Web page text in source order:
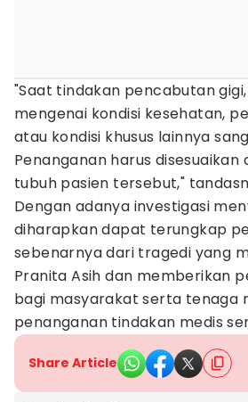
"Saat tindakan pencabutan
mengenai kondisi kesehatan,
atau kondisi khusus lainnya
Penanganan harus disesuaikan
tubuh pasien tersebut,"
Dengan adanya investigasi
diharapkan dapat terungkap
sebenarnya dari tragedi yang
Pranita Asih dan memberikan
bagi masyarakat serta tenaga
penanganan tindakan medis
Share Article